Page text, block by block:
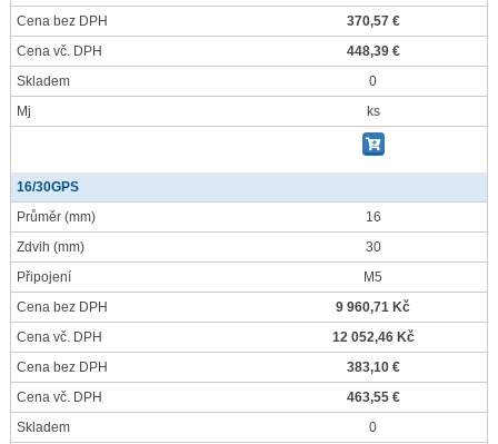
Cena bez DPH
370,57 €
Cena vč. DPH
448,39 €
Skladem
0
Mj
ks
16/30GPS
Průměr (mm)
16
Zdvih (mm)
30
Připojení
M5
Cena bez DPH
9 960,71 Kč
Cena vč. DPH
12 052,46 Kč
Cena bez DPH
383,10 €
Cena vč. DPH
463,55 €
Skladem
0